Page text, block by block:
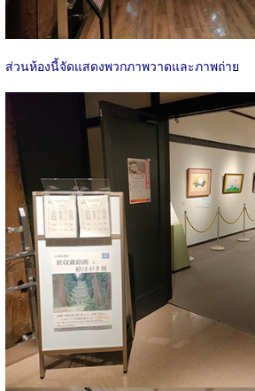
ส่วนห้องนี้จัดแสดงพวกภาพวาดและภาพถ่าย